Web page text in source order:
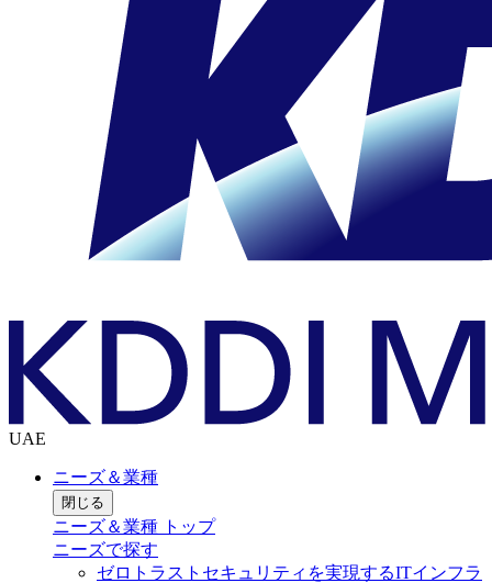
UAE
ニーズ＆業種
閉じる
ニーズ＆業種 トップ
ニーズで探す
ゼロトラストセキュリティを実現するITインフラ